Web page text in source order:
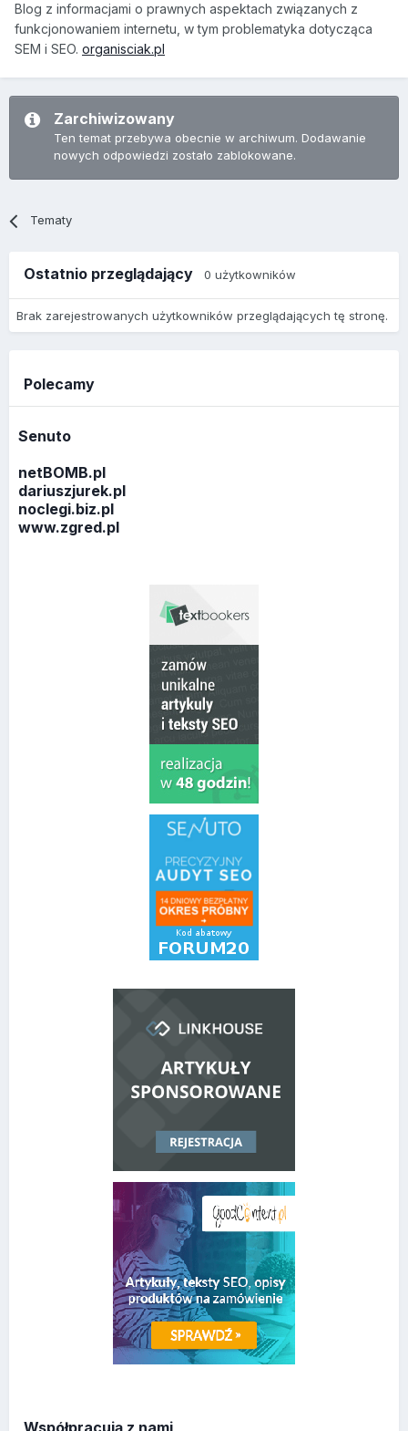
Blog z informacjami o prawnych aspektach związanych z
funkcjonowaniem internetu, w tym problematyka dotycząca
SEM i SEO. organisciak.pl
Zarchiwizowany
Ten temat przebywa obecnie w archiwum. Dodawanie
nowych odpowiedzi zostało zablokowane.
Tematy
Ostatnio przeglądający 0 użytkowników
Brak zarejestrowanych użytkowników przeglądających tę stronę.
Polecamy
Senuto
netBOMB.pl
dariuszjurek.pl
noclegi.biz.pl
www.zgred.pl
Współpracują z nami